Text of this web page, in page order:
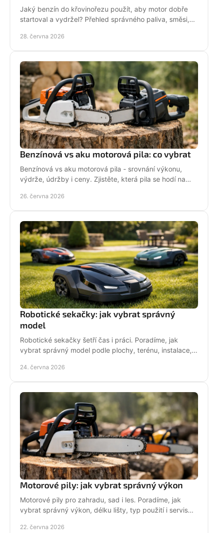
Jaký benzín do křovinořezu použít, aby motor dobře
startoval a vydržel? Přehled správného paliva, směsi,
28. června 2026
Benzínová vs aku motorová pila: co vybrat
Benzínová vs aku motorová pila - srovnání výkonu,
výdrže, údržby i ceny. Zjistěte, která pila se hodí na
26. června 2026
Robotické sekačky: jak vybrat správný
model
Robotické sekačky šetří čas i práci. Poradíme, jak
vybrat správný model podle plochy, terénu, instalace,
24. června 2026
Motorové pily: jak vybrat správný výkon
Motorové pily pro zahradu, sad i les. Poradíme, jak
vybrat správný výkon, délku lišty, typ použití i servis
22. června 2026